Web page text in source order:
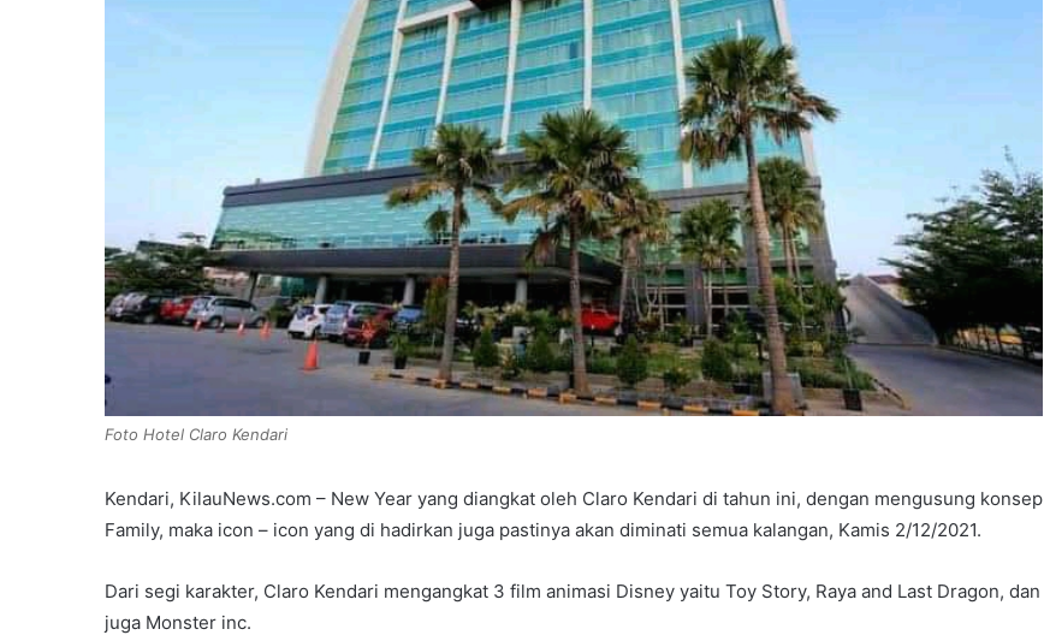
Foto Hotel Claro Kendari
Kendari, KilauNews.com – New Year yang diangkat oleh Claro Kendari di tahun ini, dengan mengusung konsep
Family, maka icon – icon yang di hadirkan juga pastinya akan diminati semua kalangan, Kamis 2/12/2021.
Dari segi karakter, Claro Kendari mengangkat 3 film animasi Disney yaitu Toy Story, Raya and Last Dragon, dan
juga Monster inc.